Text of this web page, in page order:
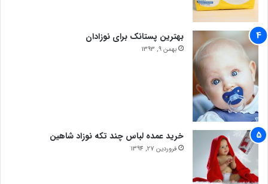
بهترین پستانک برای نوزادان
بهمن 9, 1393
خرید عمده لباس چند تکه نوزاد شاهین
فروردین 27, 1394